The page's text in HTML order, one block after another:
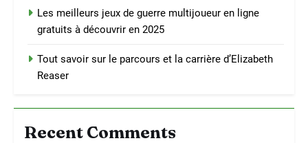
Les meilleurs jeux de guerre multijoueur en ligne
gratuits à découvrir en 2025
Tout savoir sur le parcours et la carrière d’Elizabeth
Reaser
Recent Comments